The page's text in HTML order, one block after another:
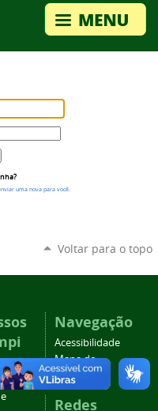
uma nova para você.
Voltar para o topo
Navegação
Acessibilidade
Mapa do
site
Redes